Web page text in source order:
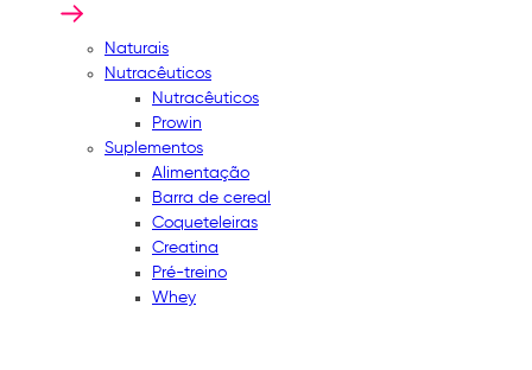
Naturais
Nutracêuticos
Nutracêuticos
Prowin
Suplementos
Alimentação
Barra de cereal
Coqueteleiras
Creatina
Pré-treino
Whey